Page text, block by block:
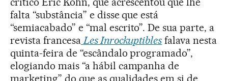
falta “substância” e disse que está
“semiacabado” e “mal escrito”. De sua parte, a
revista francesa Les Inrockuptibles falava nesta
quinta-feira de “escândalo programado”,
elogiando mais “a hábil campanha de